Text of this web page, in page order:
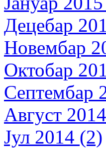
Децебар
Новембар
Октобар
Септембар
Август
Јул 2014 (2)